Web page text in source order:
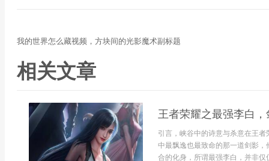
我的世界怎么藏视频，方块间的光影魔术副标题
相关文章
王者荣耀之最强李白
引言，峡谷中的诗意与杀意在王
中最飘逸也最致命的那一道剑影
合的化身，所谓最强李白，并非